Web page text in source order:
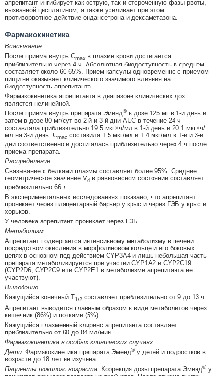
апрепитант ингибирует как острую, так и отсроченную фазы рвоты,
вызванной цисплатином, а также усиливает при этом
противорвотное действие ондансетрона и дексаметазона.
Фармакокинетика
Всасывание
После приема внутрь Cmax в плазме крови достигается
приблизительно через 4 ч. Абсолютная биодоступность в среднем
составляет около 60-65%. Прием капсулы одновременно с приемом
пищи не оказывает клинического значимого влияния на
биодоступность апрепитанта.
Фармакокинетика апрепитанта в диапазоне клинических доз
является нелинейной.
После приема внутрь препарата Эменд® в дозе 125 мг в 1-й день и
затем в дозе 80 мг/сут во 2-й и 3-й дни AUC в течение 24 ч
составляла приблизительно 19.5 мкг×ч/мл в 1-й день и 20.1 мкг×ч/
мл на 3-й день. Cmax составила 1.5 мкг/мл и 1.4 мкг/мл в 1-й и 3-й
дни соответственно и достигалась приблизительно через 4 ч после
приема препарата.
Распределение
Связывание с белками плазмы составляет более 95%. Среднее
геометрическое значение Vd в равновесном состоянии составляет
приблизительно 66 л.
В экспериментальных исследованиях показано, что апрепитант
проникает через плацентарный барьер у крыс и через ГЭБ у крыс и
хорьков.
У человека апрепитант проникает через ГЭБ.
Метаболизм
Апрепитант подвергается интенсивному метаболизму в печени
посредством окисления в морфолиновом кольце и его боковых
цепях в основном под действием CYP3A4 и лишь небольшая часть
препарата метаболизируется при участии CYP1A2 и CYP2C19
(CYP2D6, CYP2C9 или CYP2E1 в метаболизме апрепитанта не
участвуют).
Выведение
Кажущийся конечный T1/2 составляет приблизительно от 9 до 13 ч.
Апрепитант выводится главным образом в виде метаболитов через
кишечник (86%) и почками (5%).
Кажущийся плазменный клиренс апрепитанта составляет
приблизительно от 60 до 84 мл/мин.
Фармакокинетика в особых клинических случаях
Дети. Фармакокинетика препарата Эменд® у детей и подростков в
возрасте до 18 лет не изучена.
Пациенты пожилого возраста. Коррекция дозы препарата Эменд® у